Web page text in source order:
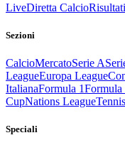
LiveDiretta Calcio
Sezioni
CalcioMercatoSerie A
LeagueEuropa League
ItalianaFormula 1Formula
CupNations LeagueTennis
Speciali